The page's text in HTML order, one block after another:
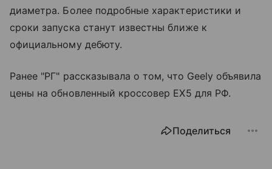
диаметра. Более подробные характеристики и
сроки запуска станут известны ближе к
официальному дебюту.
Ранее "РГ" рассказывала о том, что Geely объявила
цены на обновленный кроссовер EX5 для РФ.
Поделиться